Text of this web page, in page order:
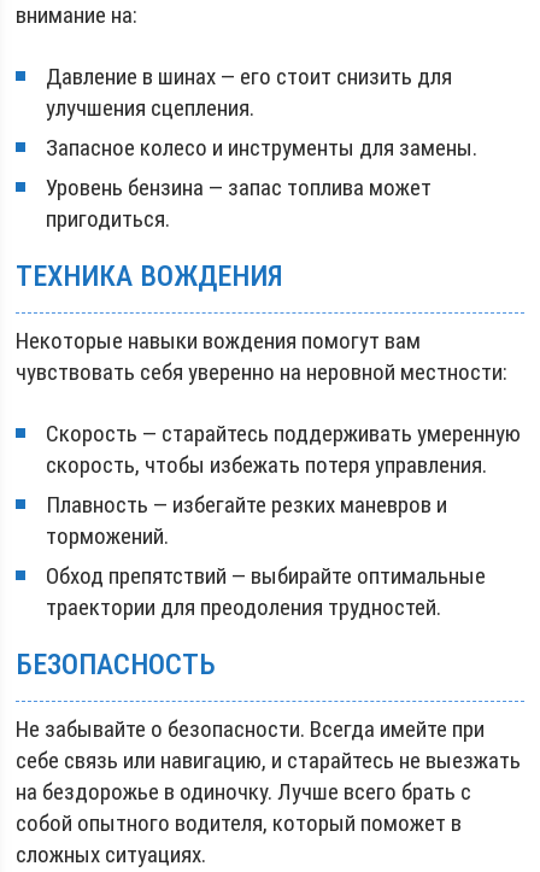
внимание на:
Давление в шинах — его стоит снизить для
улучшения сцепления.
Запасное колесо и инструменты для замены.
Уровень бензина — запас топлива может
пригодиться.
ТЕХНИКА ВОЖДЕНИЯ
Некоторые навыки вождения помогут вам
чувствовать себя уверенно на неровной местности:
Скорость — старайтесь поддерживать умеренную
скорость, чтобы избежать потеря управления.
Плавность — избегайте резких маневров и
торможений.
Обход препятствий — выбирайте оптимальные
траектории для преодоления трудностей.
БЕЗОПАСНОСТЬ
Не забывайте о безопасности. Всегда имейте при
себе связь или навигацию, и старайтесь не выезжать
на бездорожье в одиночку. Лучше всего брать с
собой опытного водителя, который поможет в
сложных ситуациях.